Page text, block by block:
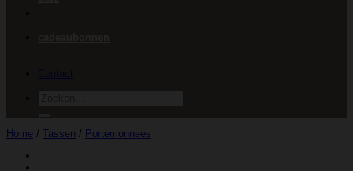
Home / Tassen / Portemonnees